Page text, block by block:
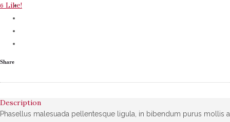
6 Like!
Share
Description
Phasellus malesuada pellentesque ligula, in bibendum purus mollis